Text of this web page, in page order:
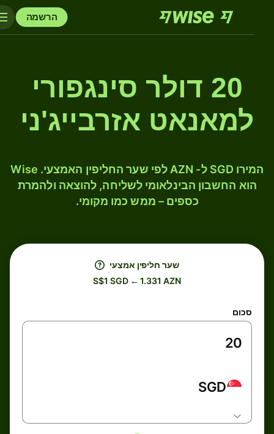
הרשמה
20 דולר סינגפורי
למאנאט אזרבייג'ני
המירו SGD ל- AZN לפי שער החליפין האמצעי. Wise
הוא החשבון הבינלאומי לשליחה, להוצאה ולהמרת
כספים – ממש כמו מקומי.
שער חליפין אמצעי
S$1 SGD ← 1.331 AZN
סכום
SGD